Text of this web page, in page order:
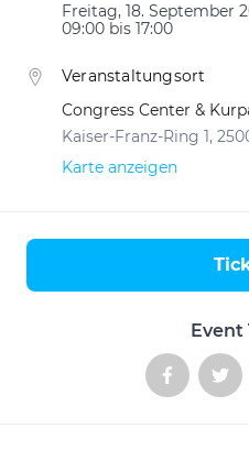
Freitag, 18. September
09:00 bis 17:00
Veranstaltungsort
Congress Center &
Kaiser-Franz-Ring 1,
Karte anzeigen
Event